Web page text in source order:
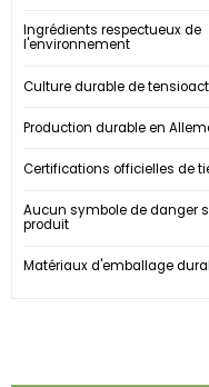
Ingrédients respectueux de
l'environnement
Culture durable de
Production durable en
Certifications officielles de
Aucun symbole de danger
produit
Matériaux d'emballage